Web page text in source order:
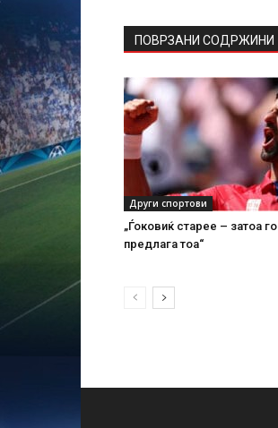
ПОВРЗАНИ СОДРЖИНИ
Други спортови
„Ѓоковиќ старее – затоа го
предлага тоа“